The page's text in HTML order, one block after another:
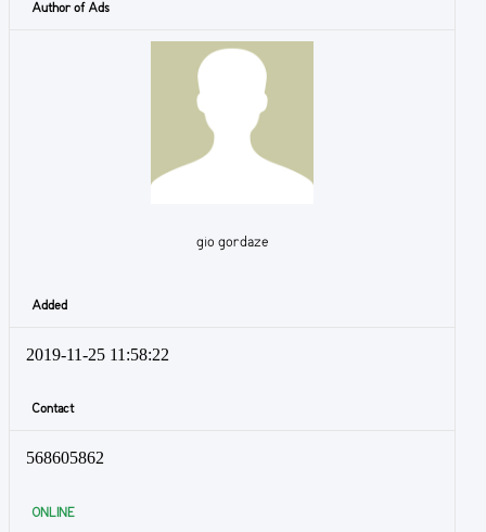
Author of Ads
gio gordaze
Added
2019-11-25 11:58:22
Contact
568605862
ONLINE